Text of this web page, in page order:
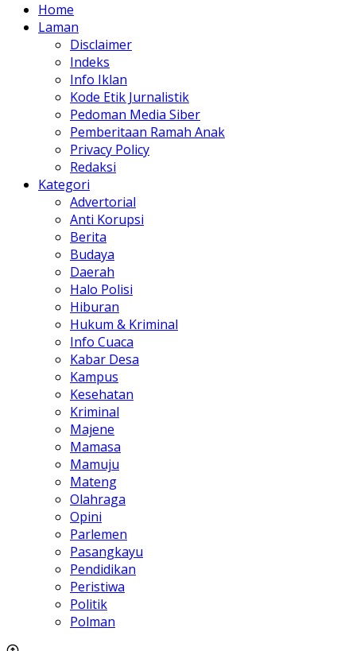
Home
Laman
Disclaimer
Indeks
Info Iklan
Kode Etik Jurnalistik
Pedoman Media Siber
Pemberitaan Ramah Anak
Privacy Policy
Redaksi
Kategori
Advertorial
Anti Korupsi
Berita
Budaya
Daerah
Halo Polisi
Hiburan
Hukum & Kriminal
Info Cuaca
Kabar Desa
Kampus
Kesehatan
Kriminal
Majene
Mamasa
Mamuju
Mateng
Olahraga
Opini
Parlemen
Pasangkayu
Pendidikan
Peristiwa
Politik
Polman